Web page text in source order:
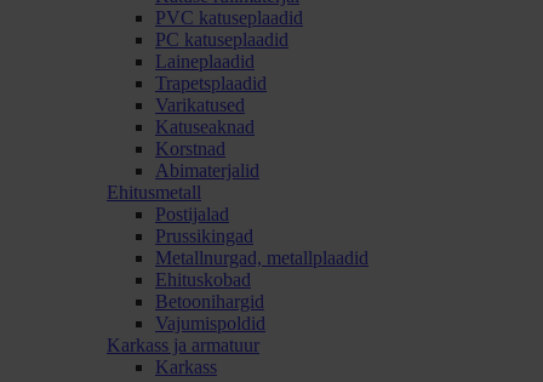
PVC katuseplaadid
PC katuseplaadid
Laineplaadid
Trapetsplaadid
Varikatused
Katuseaknad
Korstnad
Abimaterjalid
Ehitusmetall
Postijalad
Prussikingad
Metallnurgad, metallplaadid
Ehituskobad
Betoonihargid
Vajumispoldid
Karkass ja armatuur
Karkass